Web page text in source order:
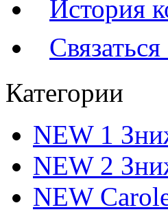
История
Категории
NEW 1
NEW 2
NEW